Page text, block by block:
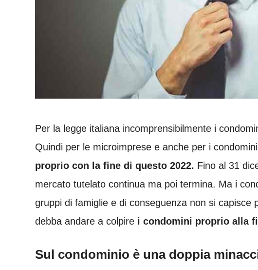
Per la legge italiana incomprensibilmente i
Quindi per le microimprese e anche per i condomini
proprio con la fine di questo 2022. Fino al 31
mercato tutelato continua ma poi termina. Ma i
gruppi di famiglie e di conseguenza non si capisce
debba andare a colpire i condomini proprio alla
Sul condominio è una doppia